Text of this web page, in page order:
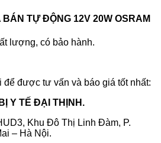
TỰ ĐỘNG 12V 20W OSRAM
lượng, có bảo hành.
để được tư vấn và báo giá tốt nhất:
Y TẾ ĐẠI THỊNH.
Khu Đô Thị Linh Đàm, P.
– Hà Nội.